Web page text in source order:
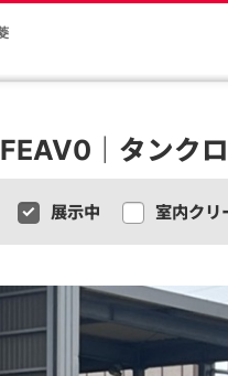
｜タンク
展示中 室内クリ